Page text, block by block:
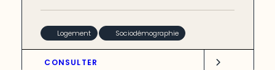
Logement Sociodémographie
CONSULTER